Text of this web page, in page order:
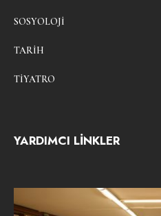
SOSYOLOJI
TARIH
TIYATRO
YARDIMCI LİNKLER